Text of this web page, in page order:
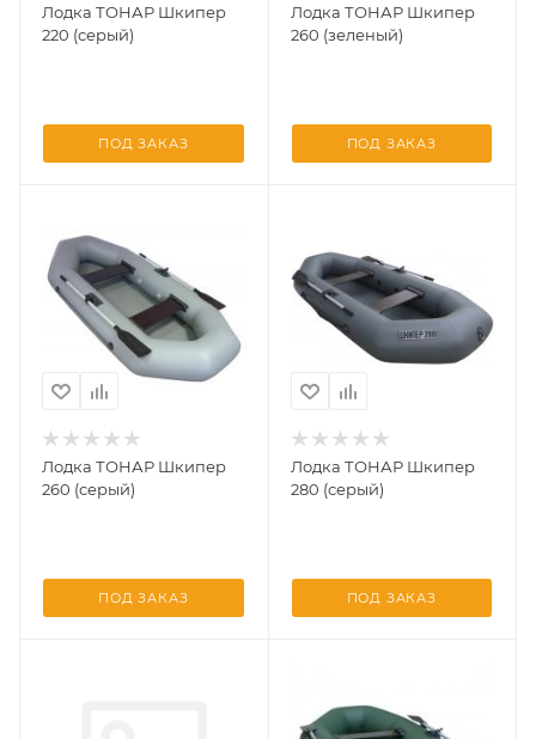
Лодка ТОНАР Шкипер
220 (серый)
ПОД ЗАКАЗ
Лодка ТОНАР Шкипер
260 (зеленый)
ПОД ЗАКАЗ
Лодка ТОНАР Шкипер
260 (серый)
ПОД ЗАКАЗ
Лодка ТОНАР Шкипер
280 (серый)
ПОД ЗАКАЗ